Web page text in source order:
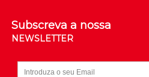
Subscreva a nossa
NEWSLETTER